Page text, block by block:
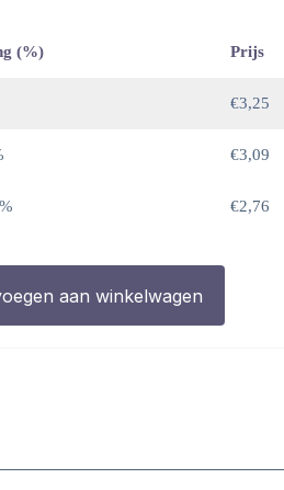
(%) Prijs
€3,25
€3,09
€2,76
aan winkelwagen